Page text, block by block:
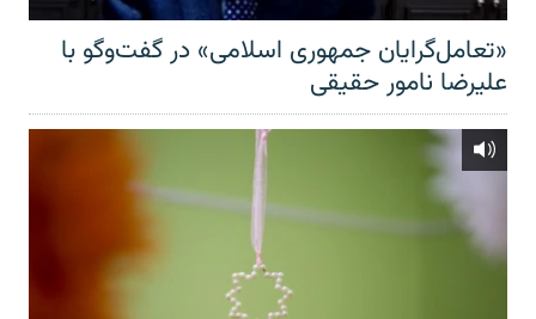
«تعامل‌گرایان جمهوری اسلامی» در گفت‌وگو با
علیرضا نامور حقیقی